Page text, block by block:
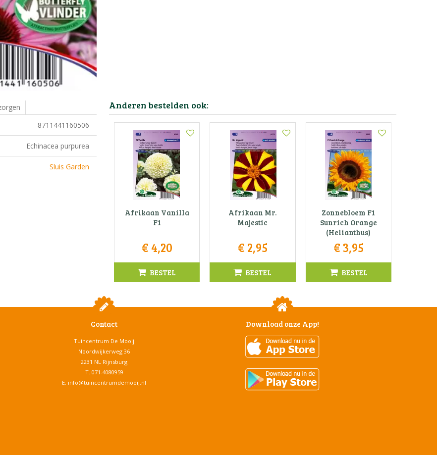
8711441160506
Echinacea purpurea
Sluis Garden
Anderen bestelden ook:
Afrikaan Vanilla
F1
€ 4,20
BESTEL
Afrikaan Mr.
Majestic
€ 2,95
BESTEL
Zonnebloem F1
Sunrich Orange
(Helianthus)
€3,95
BESTEL
Contact
Tuincentrum De Mooij
Noordwijkerweg 36
2231 NL Rijnsburg
T. 071-4080959
E. info@tuincentrumdemooij.nl
Download onze App!